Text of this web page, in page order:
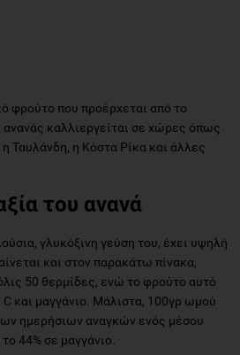
φρούτο που προέρχεται από το
καλλιεργείται σε χώρες όπως
η Ταυλάνδη, η Κόστα Ρίκα και άλλες
του ανανά
γλυκόξινη γεύση του, έχει υψηλή
και στον παρακάτω πίνακα,
50 θερμίδες, ενώ το φρούτο αυτό
C και μαγγάνιο. Μάλιστα, 100γρ ωμού
ημερήσιων αναγκών ενός μέσου
44% σε μαγγάνιο.